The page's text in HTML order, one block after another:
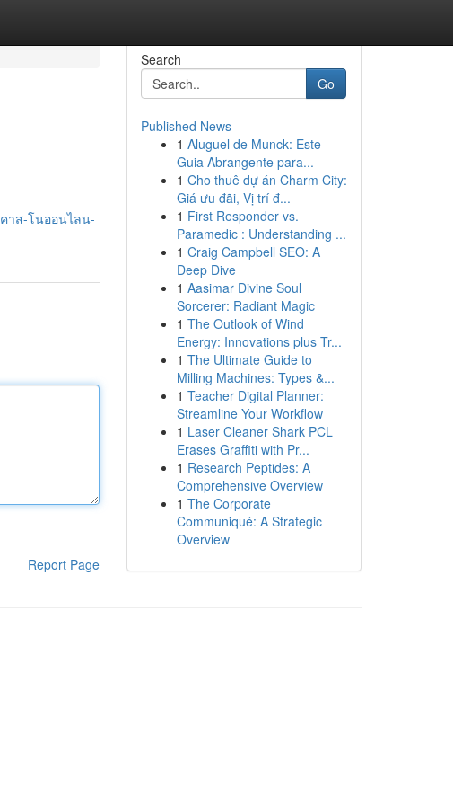
คาส-โนออนไลน-
Report Page
Search
Go
Published News
1 Aluguel de Munck: Este
Guia Abrangente para...
1 Cho thuê dự án Charm City:
Giá ưu đãi, Vị trí đ...
1 First Responder vs.
Paramedic : Understanding ...
1 Craig Campbell SEO: A
Deep Dive
1 Aasimar Divine Soul
Sorcerer: Radiant Magic
1 The Outlook of Wind
Energy: Innovations plus Tr...
1 The Ultimate Guide to
Milling Machines: Types &...
1 Teacher Digital Planner:
Streamline Your Workflow
1 Laser Cleaner Shark PCL
Erases Graffiti with Pr...
1 Research Peptides: A
Comprehensive Overview
1 The Corporate
Communiqué: A Strategic
Overview